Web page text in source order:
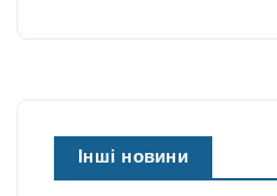
Інші новини